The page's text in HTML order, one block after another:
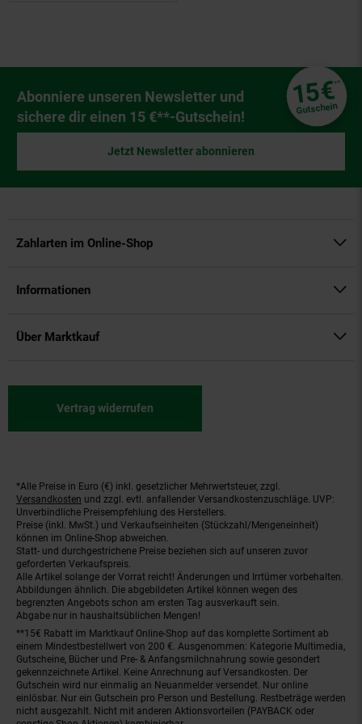
Newsletter Anmeldung
Abonniere unseren Newsletter und
sichere dir einen 15 €**-Gutschein!
15€**
Gutschein
Jetzt Newsletter abonnieren
Zahlarten im Online-Shop
Informationen
Über Marktkauf
Vertrag widerrufen
Fußnoten
*Alle Preise in Euro (€) inkl. gesetzlicher Mehrwertsteuer, zzgl.
Versandkosten und zzgl. evtl. anfallender Versandkostenzuschläge. UVP:
Unverbindliche Preisempfehlung des Herstellers.
Preise (inkl. MwSt.) und Verkaufseinheiten (Stückzahl/Mengeneinheit)
können im Online-Shop abweichen.
Statt- und durchgestrichene Preise beziehen sich auf unseren zuvor
geforderten Verkaufspreis.
Alle Artikel solange der Vorrat reicht! Änderungen und Irrtümer vorbehalten.
Abbildungen ähnlich. Die abgebildeten Artikel können wegen des
begrenzten Angebots schon am ersten Tag ausverkauft sein.
Abgabe nur in haushaltsüblichen Mengen!
**15€ Rabatt im Marktkauf Online-Shop auf das komplette Sortiment ab
einem Mindestbestellwert von 200 €. Ausgenommen: Kategorie Multimedia,
Gutscheine, Bücher und Pre- & Anfangsmilchnahrung sowie gesondert
gekennzeichnete Artikel. Keine Anrechnung auf Versandkosten. Der
Gutschein wird nur einmalig an Neuanmelder versendet. Nur online
einlösbar. Nur ein Gutschein pro Person und Bestellung. Restbeträge werden
nicht ausgezahlt. Nicht mit anderen Aktionsvorteilen (PAYBACK oder